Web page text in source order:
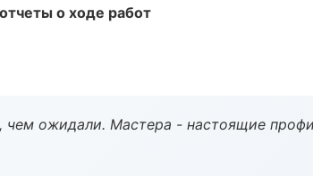
о ходе работ
чем ожидали. Мастера - настоящие